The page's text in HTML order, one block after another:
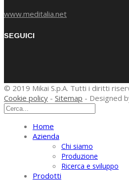
www.meditalia.net
SEGUICI
© 2019 Mikai S.p.A. Tutti i diritti
Cookie policy - Sitemap - Designed
Home
Azienda
Chi siamo
Produzione
Ricerca e sviluppo
Prodotti